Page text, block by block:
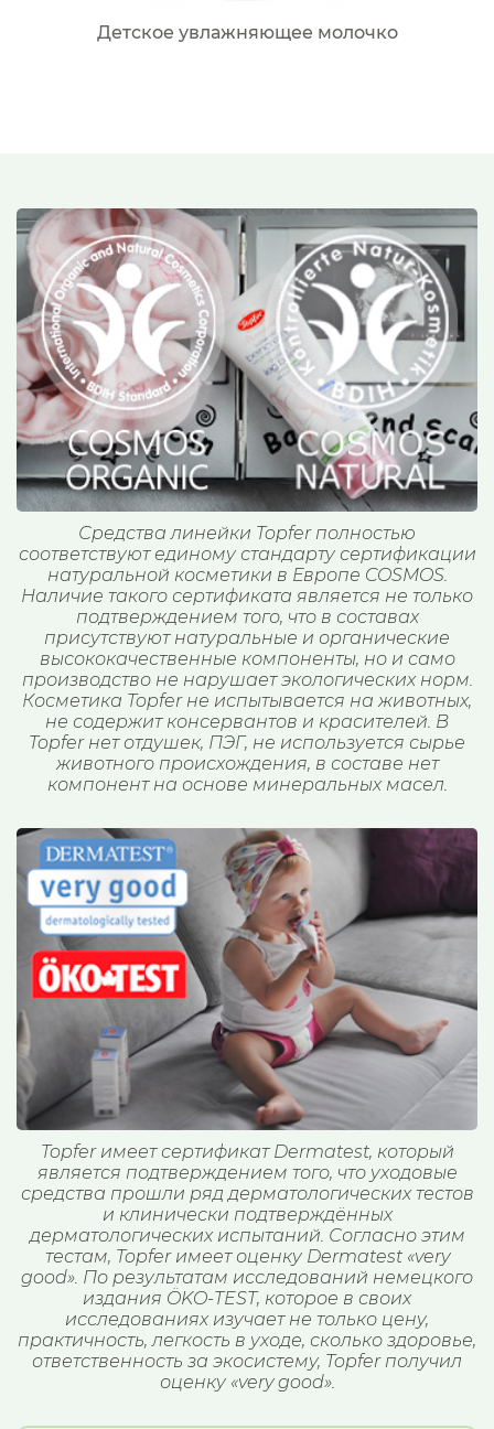
Детское увлажняющее молочко
Средства линейки Topfer полностью
соответствуют единому стандарту сертификации
натуральной косметики в Европе COSMOS.
Наличие такого сертификата является не только
подтверждением того, что в составах
присутствуют натуральные и органические
высококачественные компоненты, но и само
производство не нарушает экологических норм.
Косметика Topfer не испытывается на животных,
не содержит консервантов и красителей. В
Topfer нет отдушек, ПЭГ, не используется сырье
животного происхождения, в составе нет
компонент на основе минеральных масел.
Topfer имеет сертификат Dermatest, который
является подтверждением того, что уходовые
средства прошли ряд дерматологических тестов
и клинически подтверждённых
дерматологических испытаний. Согласно этим
тестам, Topfer имеет оценку Dermatest «very
good». По результатам исследований немецкого
издания ÖKO-TEST, которое в своих
исследованиях изучает не только цену,
практичность, легкость в уходе, сколько здоровье,
ответственность за экосистему, Topfer получил
оценку «very good».